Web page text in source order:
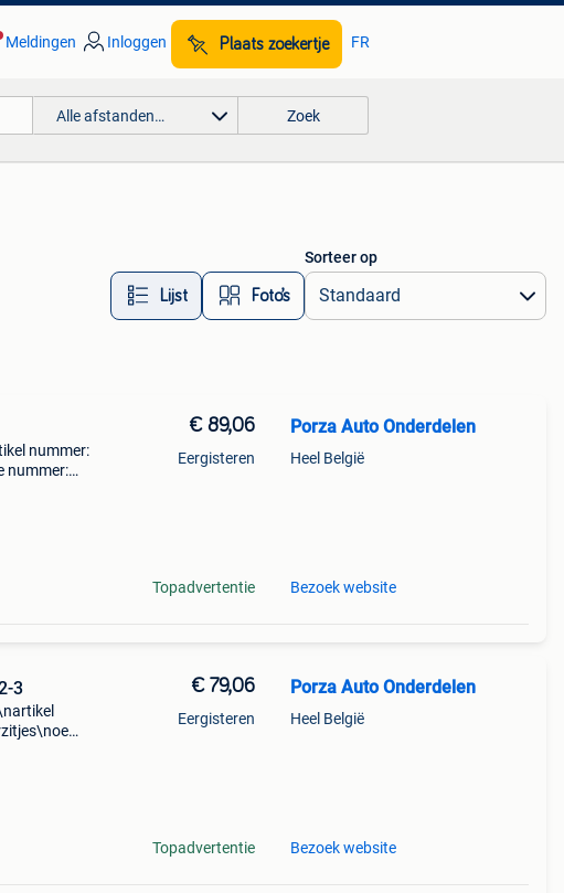
Meldingen Inloggen Plaats zoekertje FR
Alle afstanden… Zoek
Lijst Foto’s
Sorteer op
nummer:
nummer:
€ 89,06
Eergisteren
Topadvertentie
Porza Auto Onderdelen
Heel België
Bezoek website
3 € 79,06
Eergisteren
Topadvertentie
Porza Auto Onderdelen
Heel België
Bezoek website